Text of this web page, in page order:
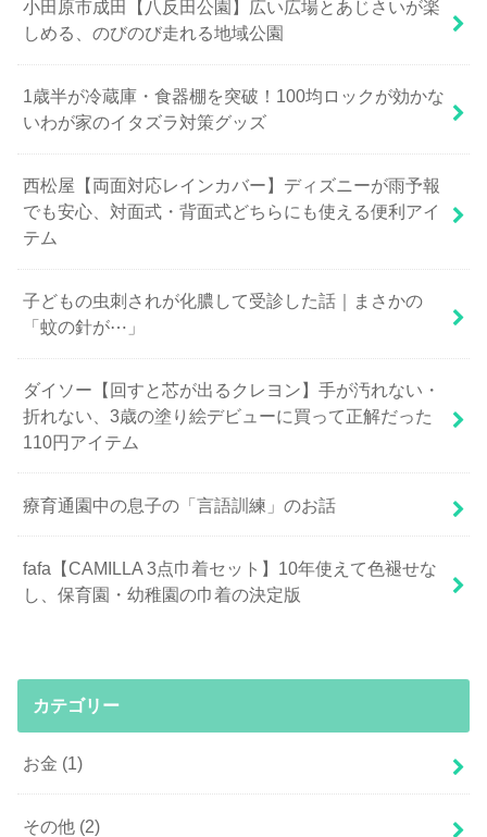
小田原市成田【八反田公園】広い広場とあじさいが楽
しめる、のびのび走れる地域公園
1歳半が冷蔵庫・食器棚を突破！100均ロックが効かな
いわが家のイタズラ対策グッズ
西松屋【両面対応レインカバー】ディズニーが雨予報
でも安心、対面式・背面式どちらにも使える便利アイ
テム
子どもの虫刺されが化膿して受診した話｜まさかの
「蚊の針が⋯」
ダイソー【回すと芯が出るクレヨン】手が汚れない・
折れない、3歳の塗り絵デビューに買って正解だった
110円アイテム
療育通園中の息子の「言語訓練」のお話
fafa【CAMILLA 3点巾着セット】10年使えて色褪せな
し、保育園・幼稚園の巾着の決定版
カテゴリー
お金 (1)
その他 (2)